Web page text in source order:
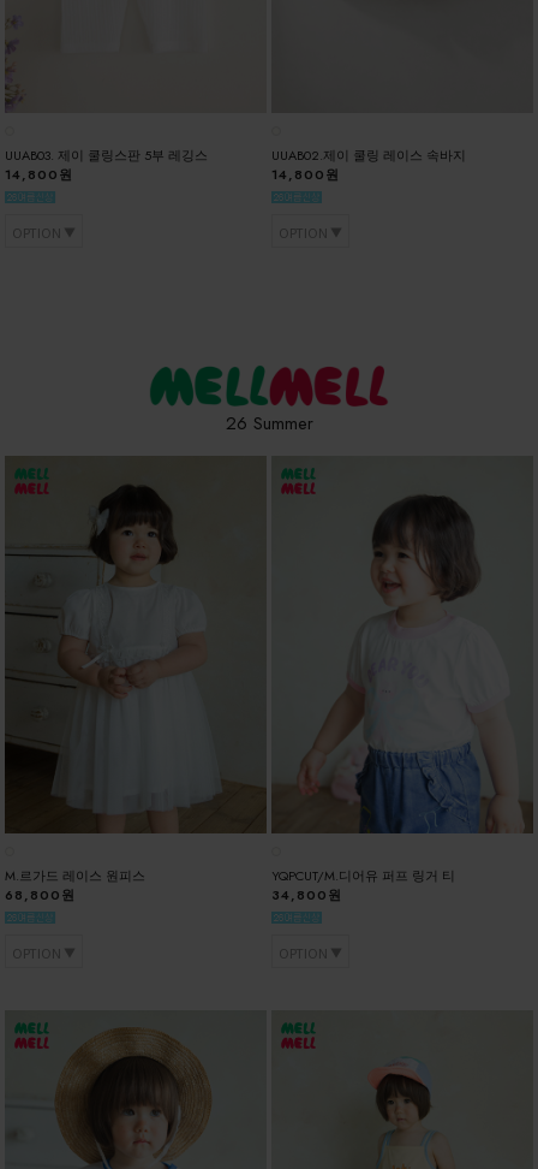
UUAB03. 제이 쿨링스판 5부 레깅스
14,800원
OPTION
UUAB02.제이 쿨링 레이스 속바지
14,800원
OPTION
26 Summer
M.르가드 레이스 원피스
68,800원
OPTION
YQPCUT/M.디어유 퍼프 링거 티
34,800원
OPTION